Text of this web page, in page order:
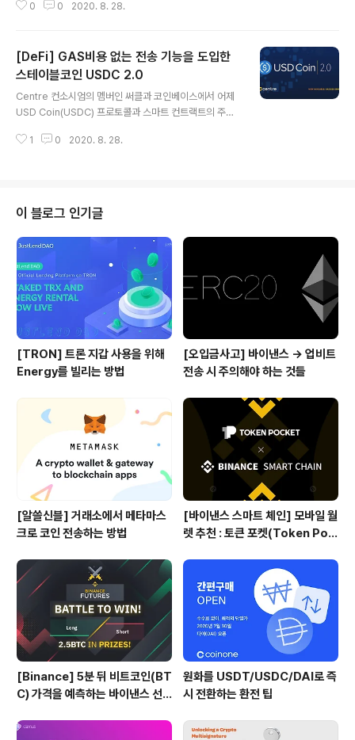
nce에서 새로운 토큰 세일 일정을 공개하였습니다. 원문
31일 21시 (우리나라 시간 기준) 참가자 당 하드캡 : 7,50
0 OIN / 개당 0.08달러 (기존과 동일) 이전 퍼블릭 세일
진행 시에 공식 채널이 아닌 루트를 통한 스캠 시도가 있었
던 관계로, 혹시라도 OIN의 토큰 세일에 참여하고자 하시
는 분들은 아래의 텔레그램 채널에 미리 들어가 계시는 것
을 추천드립니다. http..
0 0 2020. 8. 28.
[DeFi] GAS비용 없는 전송 기능을 도입한
스테이블코인 USDC 2.0
Centre 컨소시엄의 멤버인 써클과 코인베이스에서 어제
USD Coin(USDC) 프로토콜과 스마트 컨트랙트의 주요
하게 살펴봐야 할 점이 바로 전송 시 GAS비용이 없는 Ga
n (USDC) Released Today Advancing Digital Dol
lar Stablecoin Usability & Security as Market Ca
p Hits 1.4 Billion 사용자경험을 향상시키는 Gasless S
1 0 2020. 8. 28.
이 블로그 인기글
[TRON] 트론 지갑 사용을 위해
Energy를 빌리는 방법
[오입금사고] 바이낸스 → 업비트
전송 시 주의해야 하는 것들
[알쓸신블] 거래소에서 메타마스
크로 코인 전송하는 방법
[바이낸스 스마트 체인] 모바일 월
렛 추천 : 토큰 포켓(Token Poc
[Binance] 5분 뒤 비트코인(BT
C) 가격을 예측하는 바이낸스 선
원화를 USDT/USDC/DAI로 즉
시 전환하는 환전 팁